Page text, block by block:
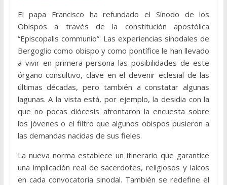
El papa Francisco ha refundado el Sínodo de los
Obispos a través de la constitución apostólica
“Episcopalis communio”. Las experiencias sinodales de
Bergoglio como obispo y como pontífice le han llevado
a vivir en primera persona las posibilidades de este
órgano consultivo, clave en el devenir eclesial de las
últimas décadas, pero también a constatar algunas
lagunas. A la vista está, por ejemplo, la desidia con la
que no pocas diócesis afrontaron la encuesta sobre
los jóvenes o el filtro que algunos obispos pusieron a
las demandas nacidas de sus fieles.
La nueva norma establece un itinerario que garantice
una implicación real de sacerdotes, religiosos y laicos
en cada convocatoria sinodal. También se redefine el